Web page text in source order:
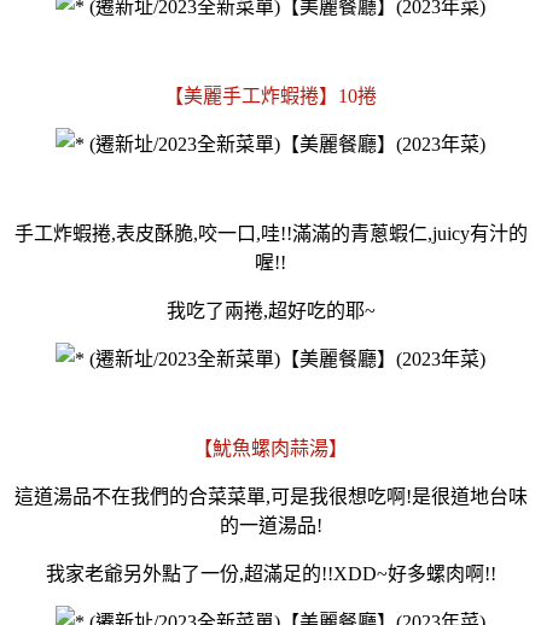
【美麗手工炸蝦捲】10捲
手工炸蝦捲,表皮酥脆,咬一口,哇!!滿滿的青蔥蝦仁,juicy有汁的
喔!!
我吃了兩捲,超好吃的耶~
【魷魚螺肉蒜湯】
這道湯品不在我們的合菜菜單,可是我很想吃啊!是很道地台味
的一道湯品!
我家老爺另外點了一份,超滿足的!!XDD~好多螺肉啊!!